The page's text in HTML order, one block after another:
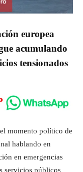
europea
acumulando
tensionados
momento político de
hablando en
en emergencias
servicios públicos